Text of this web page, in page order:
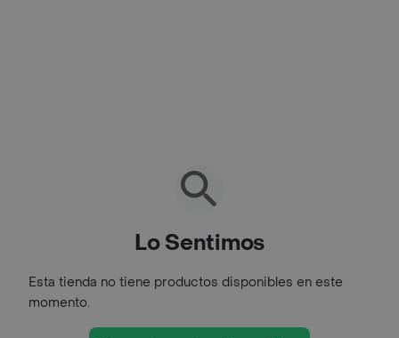
Lo Sentimos
Esta tienda no tiene productos disponibles en este
momento.